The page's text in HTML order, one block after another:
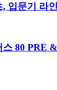
, 입문기 라
스 80 PRE